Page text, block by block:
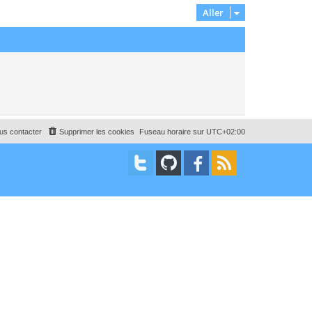
Aller
Fuseau horaire sur UTC+02:00
Supprimer les cookies
contacter